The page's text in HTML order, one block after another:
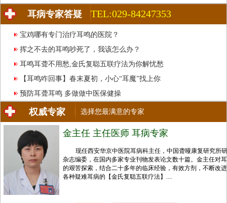
耳病专家答疑 TEL:029-84247353
宝鸡哪有专门治疗耳鸣的医院？
挥之不去的耳鸣吵死了，我该怎么办？
耳鸣耳聋不用愁,金氏复聪五联疗法为你解忧愁
【耳鸣咋回事】春末夏初，小心“耳魔”找上你
预防耳聋耳鸣 多做做中医保健操
权威专家 选择您最满意的专家
金主任 主任医师 耳病专家
现任西安华京中医院耳病科主任，中国聋哑康复研究所
杂志编委，在国内多家专业刊物发表论文数十篇。金主任对
的艰苦探索，结合二十多年的临床经验，有效方剂，不断改
各种疑难耳病的【金氏复聪五联疗法】....